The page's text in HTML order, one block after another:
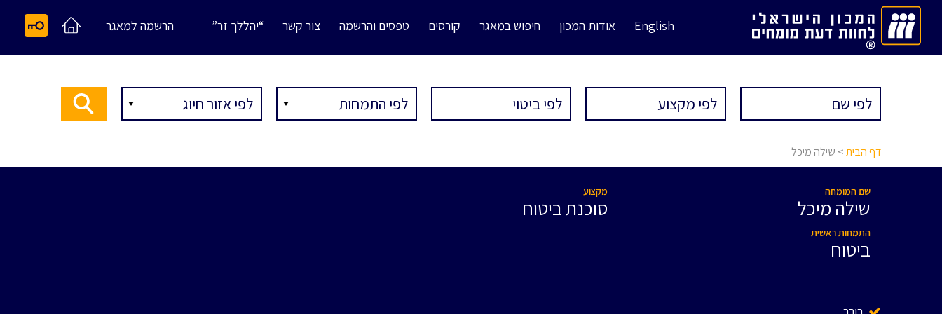
English אודות המכון חיפוש במאגר קורסים טפסים והרשמה צור קשר “יהללך זר” הרשמה למאגר
דף הבית> שילה מיכל
שם המומחה
שילה מיכל
התמחות ראשית
ביטוח
מקצוע
סוכנת ביטוח